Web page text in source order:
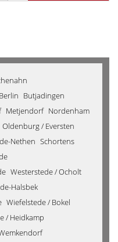
Berlin Butjadingen
Metjendorf Nordenham
Oldenburg / Eversten
Nethen Schortens
Westerstede / Ocholt
Halsbek
Wiefelstede / Bokel
/ Heidkamp